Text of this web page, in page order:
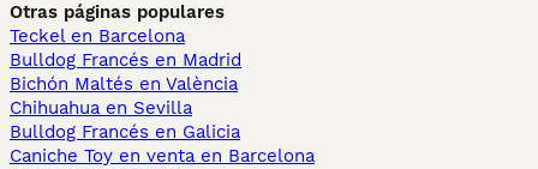
Otras páginas populares
Teckel en Barcelona
Bulldog Francés en Madrid
Bichón Maltés en València
Chihuahua en Sevilla
Bulldog Francés en Galicia
Caniche Toy en venta en Barcelona